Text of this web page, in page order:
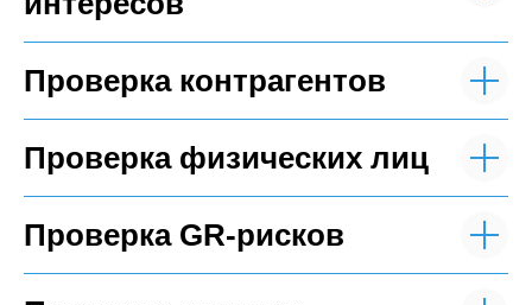
Проверка контрагентов
Проверка физических лиц
Проверка GR-рисков